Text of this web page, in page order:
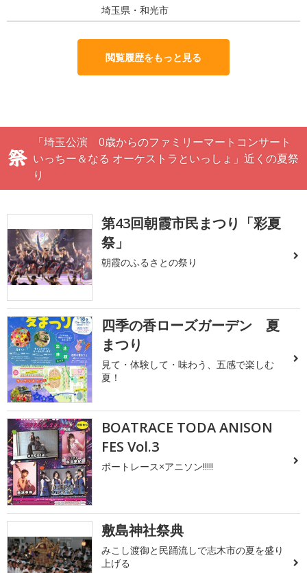
埼玉県・和光市
閲覧履歴をもっと見る
「埼玉公演 0歳からのファミリーマートコンサート
いっちー＆なる オーケストラといっしょ」近くの夏祭
り
第43回朝霞市民まつり「彩夏
祭」
朝霞のふるさとの祭り
四季の香ローズガーデン 夏
まつり
見て・体験して・味わう、五感で楽しむ
夏！
BOATRACE TODA ANISON
FES Vol.3
ボートレース×アニソン!!!!!
敷島神社祭典
みこし渡御と民踊流しで志木市の夏を盛り
上げる